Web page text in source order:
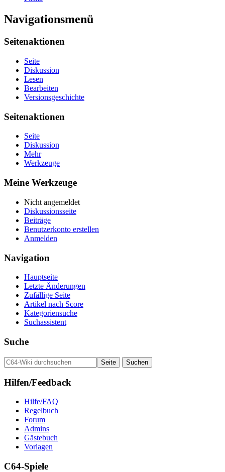
Navigationsmenü
Seitenaktionen
Seite
Diskussion
Lesen
Bearbeiten
Versionsgeschichte
Seitenaktionen
Seite
Diskussion
Mehr
Werkzeuge
Meine Werkzeuge
Nicht angemeldet
Diskussionsseite
Beiträge
Benutzerkonto erstellen
Anmelden
Navigation
Hauptseite
Letzte Änderungen
Zufällige Seite
Artikel nach Score
Kategoriensuche
Suchassistent
Suche
Hilfen/Feedback
Hilfe/FAQ
Regelbuch
Forum
Admins
Gästebuch
Vorlagen
C64-Spiele